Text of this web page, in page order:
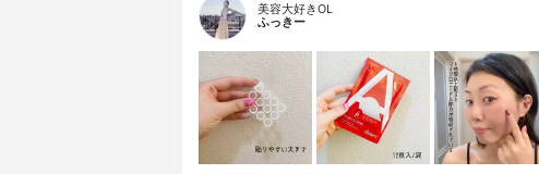
美容大好きOL
ふっきー